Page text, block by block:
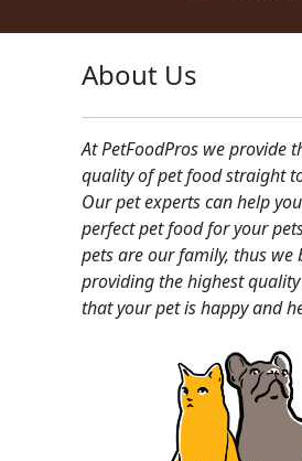
About Us
At PetFoodPros we provide
quality of pet food straight
Our pet experts can help
perfect pet food for your
pets are our family, thus we
providing the highest
that your pet is happy and